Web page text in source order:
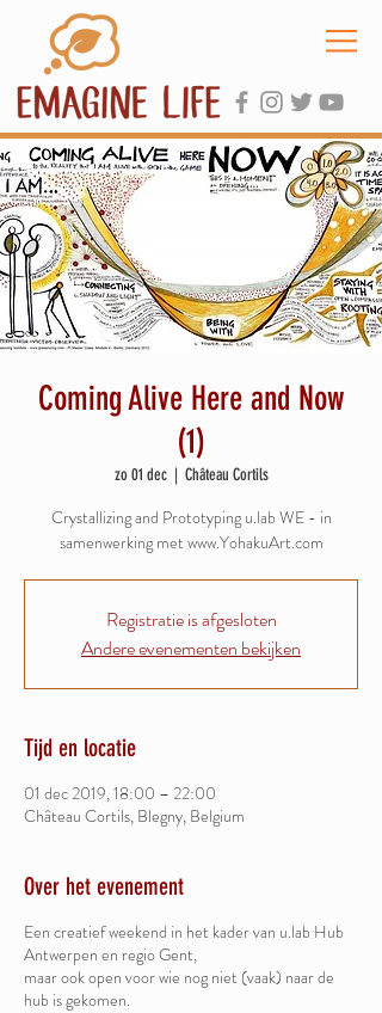
Coming Alive Here and Now
(1)
zo 01 dec
  |
Château Cortils
Crystallizing and Prototyping u.lab WE - in
samenwerking met www.YohakuArt.com
Registratie is afgesloten
Andere evenementen bekijken
Tijd en locatie
01 dec 2019, 18:00 – 22:00
Château Cortils, Blegny, Belgium
Over het evenement
Een creatief weekend in het kader van u.lab Hub
Antwerpen en regio Gent,
maar ook open voor wie nog niet (vaak) naar de
hub is gekomen.